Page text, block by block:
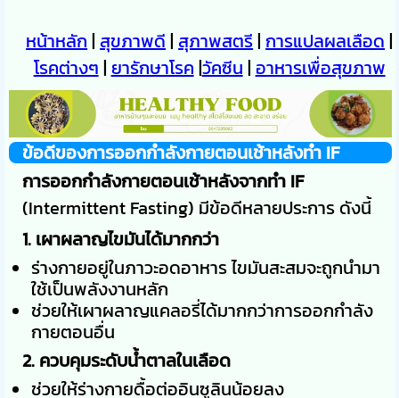
หน้าหลัก | สุขภาพดี | สุภาพสตรี|การแปลผลเลือด |
โรคต่างๆ | ยารักษาโรค |วัคซีน | อาหารเพื่อสุขภาพ
ข้อดีของการออกกำลังกายตอนเช้าหลังทำ IF
การออกกำลังกายตอนเช้าหลังจากทำ IF
(Intermittent Fasting) มีข้อดีหลายประการ ดังนี้
1. เผาผลาญไขมันได้มากกว่า
ร่างกายอยู่ในภาวะอดอาหาร ไขมันสะสมจะถูกนำมา
ใช้เป็นพลังงานหลัก
ช่วยให้เผาผลาญแคลอรี่ได้มากกว่าการออกกำลัง
กายตอนอื่น
2. ควบคุมระดับน้ำตาลในเลือด
ช่วยให้ร่างกายดื้อต่ออินซูลินน้อยลง